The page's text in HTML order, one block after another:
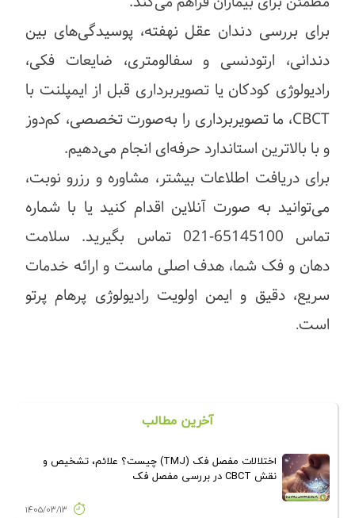
برای بررسی دندان عقل نهفته، پوسیدگی‌های بین
دندانی، ارتودنسی و سفالومتری، ضایعات فکی،
رادیولوژی کودکان یا تصویربرداری قبل از ایمپلنت با
CBCT، ما تصویربرداری را به‌صورت تخصصی، کم‌دوز
و با بالاترین استاندارد حرفه‌ای انجام می‌دهیم.
برای دریافت اطلاعات بیشتر، مشاوره و رزرو نوبت،
می‌توانید به صورت آنلاین اقدام کنید یا با شماره
تماس 65145100-021 تماس بگیرید. سلامت
دهان و فک شما، هدف اصلی ماست و ارائه خدمات
سریع، دقیق و ایمن اولویت رادیولوژی پرهام پرتو
است.
آخرین مطالب
اختلالات مفصل فک (TMJ) چیست؟ علائم، تشخیص و
نقش CBCT در بررسی مفصل فک
1405/03/13